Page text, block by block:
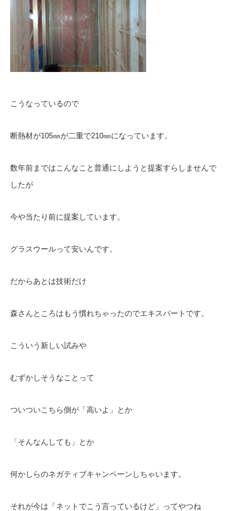
こうなっているので
断熱材が105㎜が二重で210㎜になっています。
数年前まではこんなこと普通にしようと提案すらしませんで
したが
今や当たり前に提案しています。
グラスウールって安いんです。
だからあとは技術だけ
森さんところはもう慣れちゃったのでエキスパートです。
こういう新しい試みや
むずかしそうなことって
ついついこちら側が「高いよ」とか
「そんなんしても」とか
何かしらのネガティブキャンペーンしちゃいます。
それが今は「ネットでこう言っているけど」ってやつね